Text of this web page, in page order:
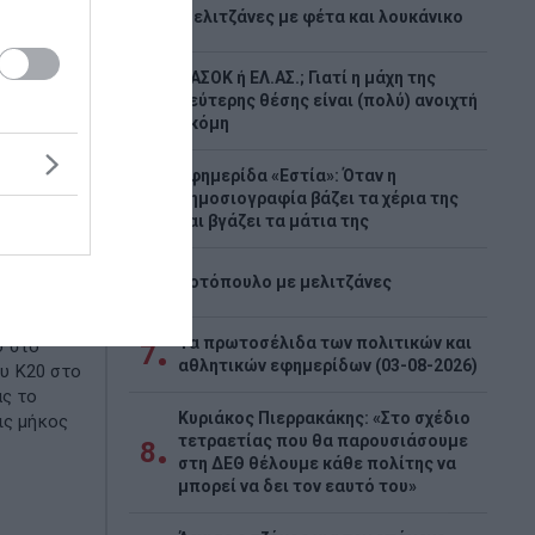
στο
Κ20 στο
το
μήκος
Μελιτζάνες με φέτα και λουκάνικο
ΠΑΣΟΚ ή ΕΛ.ΑΣ.; Γιατί η μάχη της
δεύτερης θέσης είναι (πολύ) ανοιχτή
ακόμη
Εφημερίδα «Εστία»: Όταν η
δημοσιογραφία βάζει τα χέρια της
και βγάζει τα μάτια της
Κοτόπουλο με μελιτζάνες
7
Τα πρωτοσέλιδα των πολιτικών και
αθλητικών εφημερίδων (03-08-2026)
8
Κυριάκος Πιερρακάκης: «Στο σχέδιο
τετραετίας που θα παρουσιάσουμε
στη ΔΕΘ θέλουμε κάθε πολίτης να
μπορεί να δει τον εαυτό του»